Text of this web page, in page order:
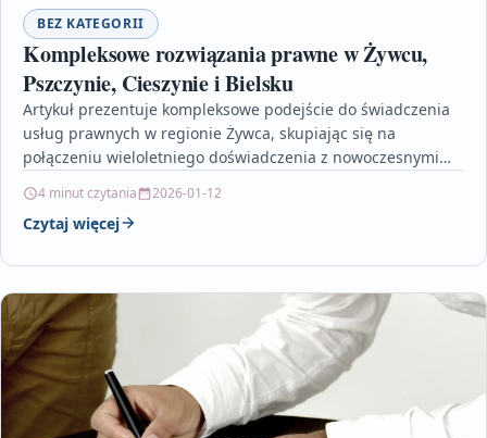
BEZ KATEGORII
Kompleksowe rozwiązania prawne w Żywcu,
Pszczynie, Cieszynie i Bielsku
Artykuł prezentuje kompleksowe podejście do świadczenia
usług prawnych w regionie Żywca, skupiając się na
połączeniu wieloletniego doświadczenia z nowoczesnymi
4 minut czytania 2026-01-12
Czytaj więcej